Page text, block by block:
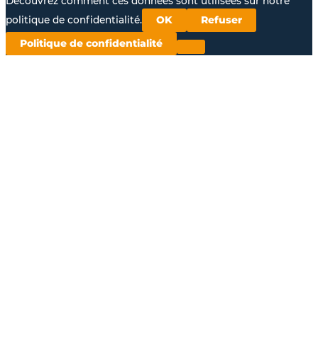
politique de confidentialité.
OK Refuser
Politique de confidentialité